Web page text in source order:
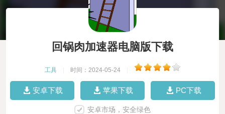
回锅肉加速器电脑版下载
工具 时间：2024-05-24
安卓下载 苹果下载 PC下载
安卓市场，安全绿色